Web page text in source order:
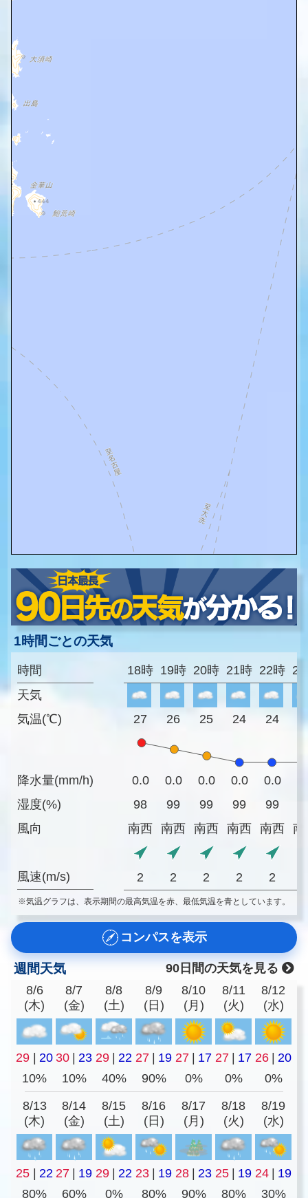
1時間ごとの天気
時間
天気
気温(℃)
降水量(mm/h)
湿度(%)
風向
風速(m/s)
18時 19時 20時 21時 22時
27 26 25 24 24
0.0 0.0 0.0 0.0 0.0
98
99 99 99 99
南西
南西 南西 南西 南西 南
2 2 2 2 2
※気温グラフは、表示期間の最高気温を赤、最低気温を青としています。
コンパスを表示
週間天気
90日間の天気を見る
8/6
(木)
8/7
(金)
8/8
(土)
8/9
(日)
8/10
(月)
8/11
(火)
8/12
(水)
29 | 20 30 | 23 29 | 22 27 | 19 27 | 17 27 | 17 26 | 20
10%
10% 40% 90% 0% 0% 0%
8/13
(木)
8/14
(金)
8/15
(土)
8/16
(日)
8/17
(月)
8/18
(火)
8/19
(水)
25 | 22 27 | 19 29 | 22 23 | 19 28 | 23 25 | 19 24 | 19
80%
60% 0% 80% 90% 80%
30%